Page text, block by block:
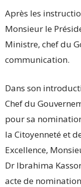
Après les
Monsieur le
Ministre, chef du
communication.
Dans son
Chef du
pour sa
la Citoyenneté et
Excellence,
Dr Ibrahima
acte de